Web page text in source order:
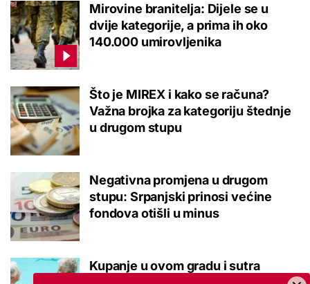
Mirovine branitelja: Dijele se u
dvije kategorije, a prima ih oko
140.000 umirovljenika
Što je MIREX i kako se računa?
Važna brojka za kategoriju štednje
u drugom stupu
Negativna promjena u drugom
stupu: Srpanjski prinosi većine
fondova otišli u minus
Kupanje u ovom gradu i sutra